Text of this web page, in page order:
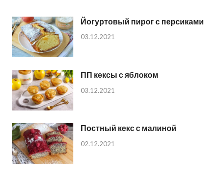
Йогуртовый пирог с персиками
03.12.2021
ПП кексы с яблоком
03.12.2021
Постный кекс с малиной
02.12.2021